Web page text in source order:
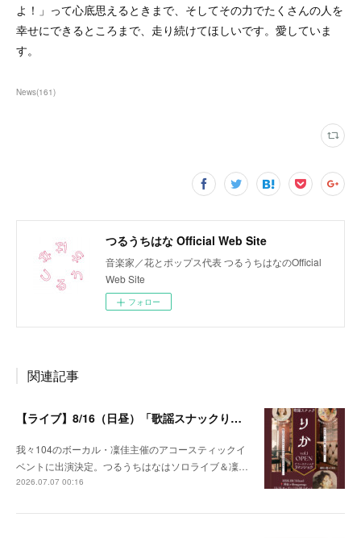
よ！」って心底思えるときまで、そしてその力でたくさんの人を
幸せにできるところまで、走り続けてほしいです。愛していま
す。
News(161)
つるうちはな Official Web Site
音楽家／花とポップス代表 つるうちはなのOfficial
Web Site
フォロー
関連記事
【ライブ】8/16（日昼）「歌謡スナックりか」
我々104のボーカル・凜佳主催のアコースティックイ
ベントに出演決定。つるうちはなはソロライブ＆凜…
2026.07.07 00:16